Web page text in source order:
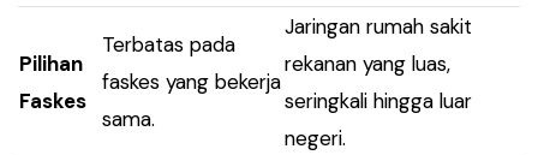
Pilihan
Faskes
Terbatas pada
faskes yang bekerja
sama.
Jaringan rumah sakit
rekanan yang luas,
seringkali hingga luar
negeri.